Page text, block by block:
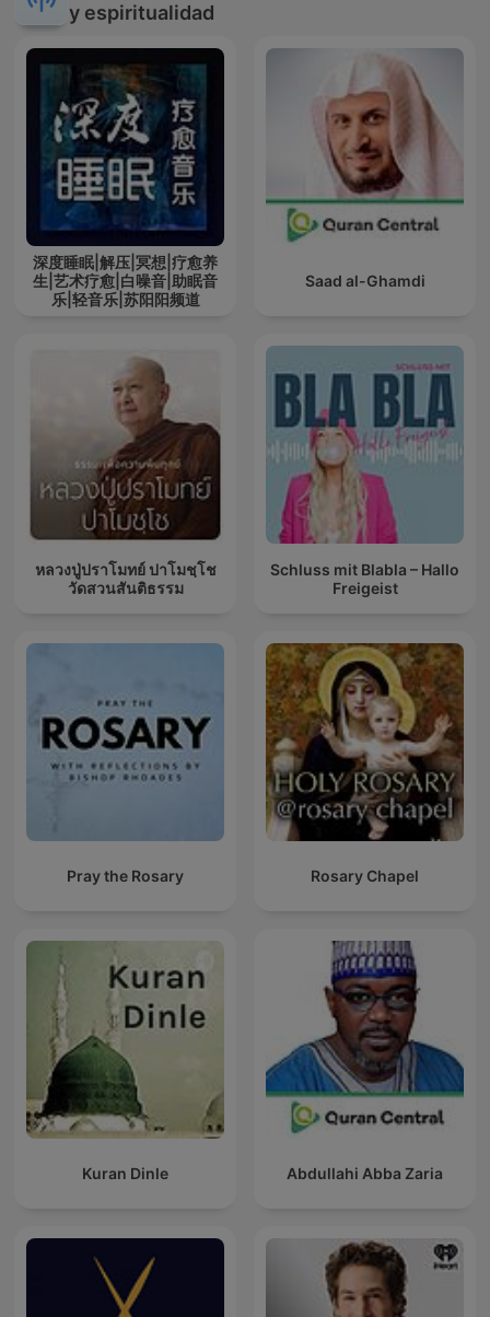
y espiritualidad
深度睡眠|解压|冥想|疗愈养
生|艺术疗愈|白噪音|助眠音
乐|轻音乐|苏阳阳频道
Saad al-Ghamdi
หลวงปู่ปราโมทย์ ปาโมชฺโช
วัดสวนสันติธรรม
Schluss mit Blabla – Hallo
Freigeist
Pray the Rosary Rosary Chapel
Kuran Dinle Abdullahi Abba Zaria